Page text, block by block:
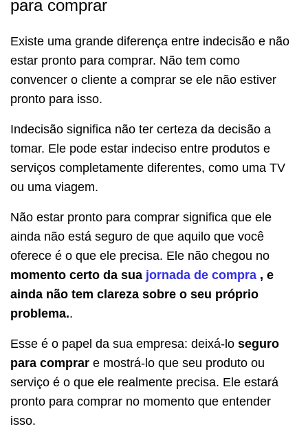
para comprar
Existe uma grande diferença entre indecisão e não
estar pronto para comprar. Não tem como
convencer o cliente a comprar se ele não estiver
pronto para isso.
Indecisão significa não ter certeza da decisão a
tomar. Ele pode estar indeciso entre produtos e
serviços completamente diferentes, como uma TV
ou uma viagem.
Não estar pronto para comprar significa que ele
ainda não está seguro de que aquilo que você
oferece é o que ele precisa. Ele não chegou no
momento certo da sua jornada de compra , e
ainda não tem clareza sobre o seu próprio
problema..
Esse é o papel da sua empresa: deixá-lo seguro
para comprar e mostrá-lo que seu produto ou
serviço é o que ele realmente precisa. Ele estará
pronto para comprar no momento que entender
isso.